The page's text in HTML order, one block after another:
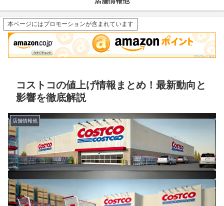
本ページにはプロモーションが含まれています
コストコの値上げ情報まとめ！最新動向と
影響を徹底解説
店舗情報他